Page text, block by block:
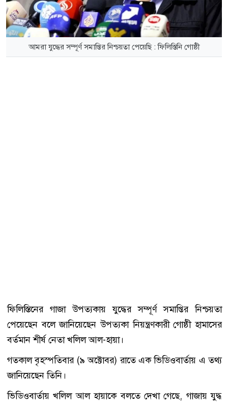
আমরা যুদ্ধের সম্পূর্ণ সমাপ্তির নিশ্চয়তা পেয়েছি : ফিলিস্তিনি গোষ্ঠী
ফিলিস্তিনের গাজা উপত্যকায় যুদ্ধের সম্পূর্ণ সমাপ্তির নিশ্চয়তা
পেয়েছেন বলে জানিয়েছেন উপত্যকা নিয়ন্ত্রণকারী গোষ্ঠী হামাসের
বর্তমান শীর্ষ নেতা খলিল আল-হায়া।
গতকাল বৃহস্পতিবার (৯ অক্টোবর) রাতে এক ভিডিওবার্তায় এ তথ্য
জানিয়েছেন তিনি।
ভিডিওবার্তায় খলিল আল হায়াকে বলতে দেখা গেছে, গাজায় যুদ্ধ